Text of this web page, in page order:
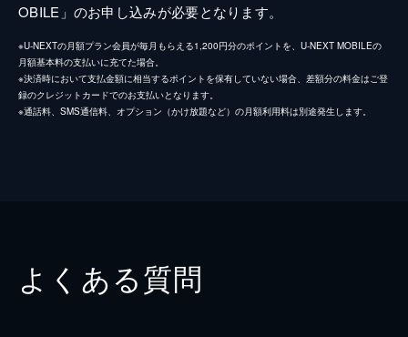
OBILE」のお申し込みが必要となります。
※U-NEXTの月額プラン会員が毎月もらえる1,200円分のポイントを、U-NEXT MOBILEの
月額基本料の支払いに充てた場合。
※決済時において支払金額に相当するポイントを保有していない場合、差額分の料金はご登
録のクレジットカードでのお支払いとなります。
※通話料、SMS通信料、オプション（かけ放題など）の月額利用料は別途発生します。
よくある質問